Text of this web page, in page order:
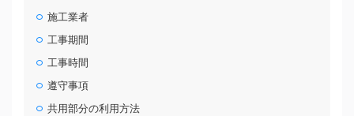
施工業者
工事期間
工事時間
遵守事項
共用部分の利用方法